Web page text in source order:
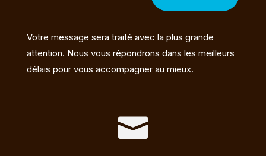
Votre message sera traité avec la plus grande
attention. Nous vous répondrons dans les meilleurs
délais pour vous accompagner au mieux.
